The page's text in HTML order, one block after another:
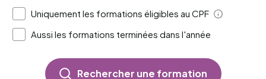
Uniquement les formations éligibles au CPF
Aide
Aussi les formations terminées dans l'année
Rechercher une formation